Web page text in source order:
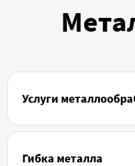
Услуги
Гибка металла